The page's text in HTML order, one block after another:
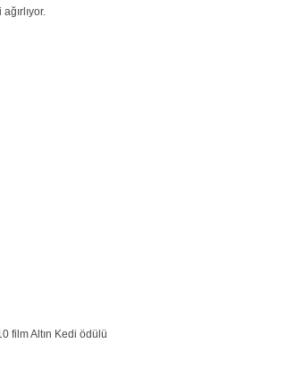
film Altın Kedi ödülü